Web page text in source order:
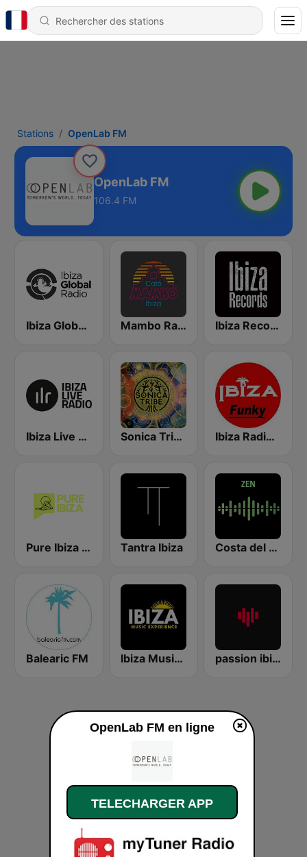
Stations OpenLab FM
OpenLab FM
106.4 FM
Ibiza Global Radio Mambo Radio Ibiza Records
Ibiza Live Radio Sonica Tribe Ibiza Radios - Funky
Pure Ibiza Radio Tantra Ibiza Costa del Mar Zen
Balearic FM Ibiza Music Experience passion ibiza radio
OpenLab FM en ligne
TELECHARGER APP